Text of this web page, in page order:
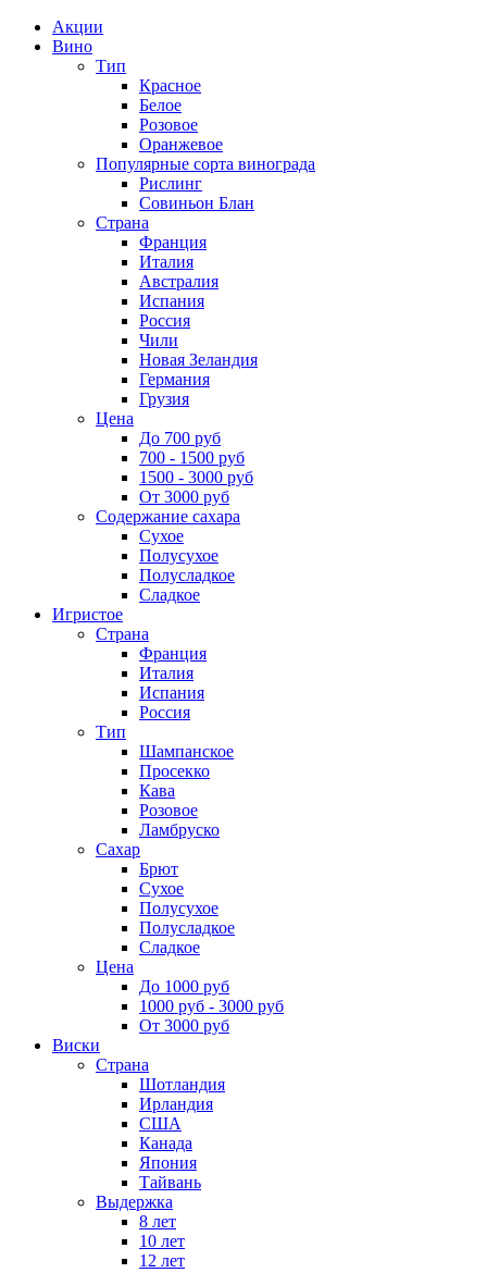
Акции
Вино
Тип
Красное
Белое
Розовое
Оранжевое
Популярные сорта винограда
Рислинг
Совиньон Блан
Страна
Франция
Италия
Австралия
Испания
Россия
Чили
Новая Зеландия
Германия
Грузия
Цена
До 700 руб
700 - 1500 руб
1500 - 3000 руб
От 3000 руб
Содержание сахара
Сухое
Полусухое
Полусладкое
Сладкое
Игристое
Страна
Франция
Италия
Испания
Россия
Тип
Шампанское
Просекко
Кава
Розовое
Ламбруско
Сахар
Брют
Сухое
Полусухое
Полусладкое
Сладкое
Цена
До 1000 руб
1000 руб - 3000 руб
От 3000 руб
Виски
Страна
Шотландия
Ирландия
США
Канада
Япония
Тайвань
Выдержка
8 лет
10 лет
12 лет